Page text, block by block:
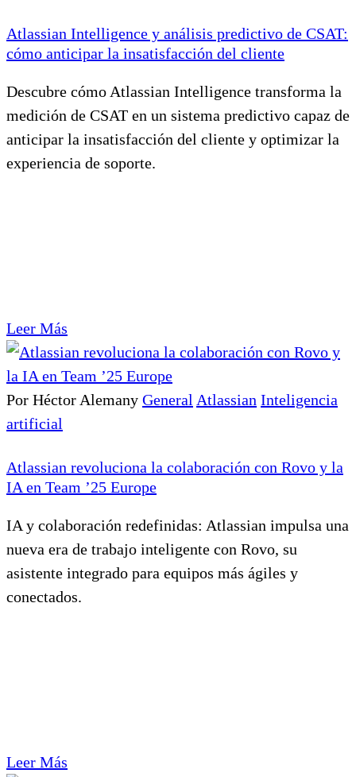
Atlassian Intelligence y análisis predictivo de CSAT:
cómo anticipar la insatisfacción del cliente
Descubre cómo Atlassian Intelligence transforma la
medición de CSAT en un sistema predictivo capaz de
anticipar la insatisfacción del cliente y optimizar la
experiencia de soporte.
Leer Más
Por Héctor Alemany General Atlassian Inteligencia
artificial
Atlassian revoluciona la colaboración con Rovo y la
IA en Team ’25 Europe
IA y colaboración redefinidas: Atlassian impulsa una
nueva era de trabajo inteligente con Rovo, su
asistente integrado para equipos más ágiles y
conectados.
Leer Más